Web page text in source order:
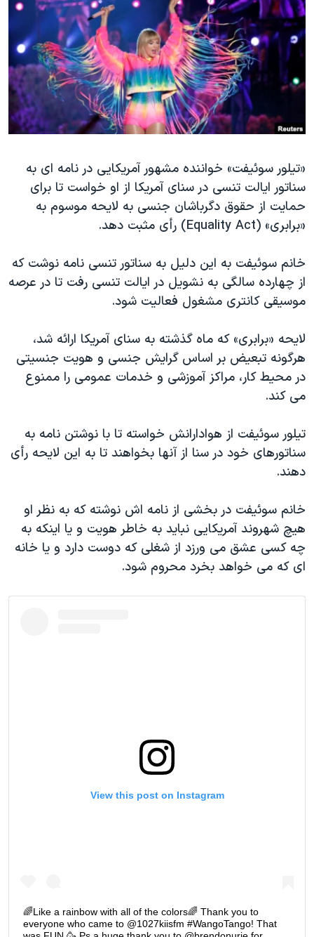
فرهنگ و زندگی
حقوق شهروندی
اقتصادی
علم و فناوری
اسرائیل در جنگ
آرشیو پخش زنده
مستندها
انتخابات ریاست جمهوری آمریکا ۲۰۲۴
حمله جمهوری اسلامی به اسرائیل
رمز مهسا
ورزش زنان در ایران
مجموعه مستندهای دادخواهی
تریبونال مردمی آبان ۹۸
دادگاه حمید نوری
قانون شفافیت دارائی کادر رهبری ایران
اعتراضات مردمی آبان ۹۸
نرگس محمدی برنده جایزه نوبل صلح
همایش محافظه‌کاران آمریکا «سی‌پک»
صفحه‌های ویژه
دنبال کنید
زبانهای مختلف
«تیلور سوئیفت» خواننده مشهور آمریکایی در نامه ای به
سناتور ایالت تنسی در سنای آمریکا از او خواست تا برای
حمایت از حقوق دگرباشان جنسی به لایحه موسوم به
«برابری» (Equality Act) رأی مثبت دهد.
خانم سوئیفت به این دلیل به سناتور تنسی نامه نوشت که
از چهارده سالگی به نشویل در ایالت تنسی رفت تا در عرصه
موسیقی کانتری مشغول فعالیت شود.
لایحه «برابری» که ماه گذشته به سنای آمریکا ارائه شد،
هرگونه تبعیض بر اساس گرایش جنسی و هویت جنسیتی
در محیط کار، مراکز آموزشی و خدمات عمومی را ممنوع
می کند.
تیلور سوئیفت از هوادارانش خواسته تا با نوشتن نامه به
سناتورهای خود در سنا از آنها بخواهند تا به این لایحه رأی
دهند.
خانم سوئیفت در بخشی از نامه اش نوشته که به نظر او
هیچ شهروند آمریکایی نباید به خاطر هویت و یا اینکه به
چه کسی عشق می ورزد از شغلی که دوست دارد و یا خانه
ای که می خواهد بخرد محروم شود.